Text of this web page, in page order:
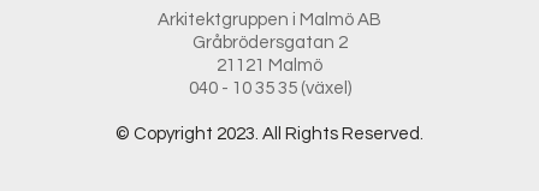
Arkitektgruppen i Malmö AB
Gråbrödersgatan 2
21121 Malmö
040 - 10 35 35 (växel)
© Copyright 2023. All Rights Reserved.